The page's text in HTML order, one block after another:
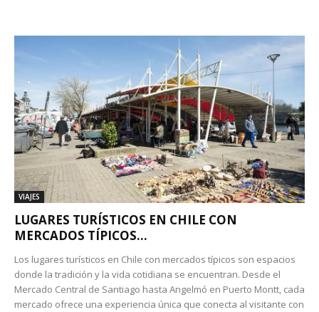
VIAJES
LUGARES TURÍSTICOS EN CHILE CON
MERCADOS TÍPICOS...
Los lugares turísticos en Chile con mercados típicos son espacios
donde la tradición y la vida cotidiana se encuentran. Desde el
Mercado Central de Santiago hasta Angelmó en Puerto Montt, cada
mercado ofrece una experiencia única que conecta al visitante con